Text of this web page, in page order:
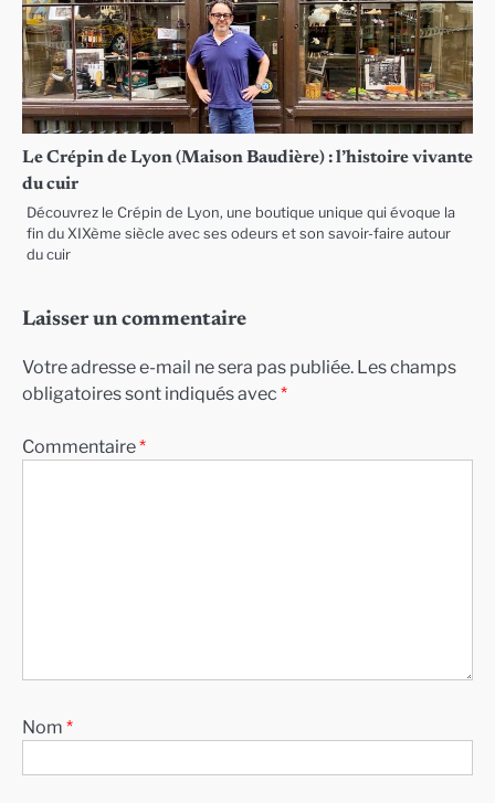
Le Crépin de Lyon (Maison Baudière) : l’histoire vivante
du cuir
Découvrez le Crépin de Lyon, une boutique unique qui évoque la
fin du XIXème siècle avec ses odeurs et son savoir-faire autour
du cuir
Laisser un commentaire
Votre adresse e-mail ne sera pas publiée. Les champs
obligatoires sont indiqués avec *
Commentaire*
Nom *